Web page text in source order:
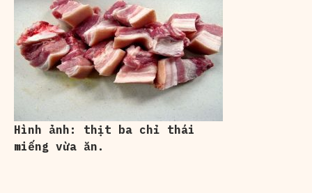
Hình ảnh: thịt ba chỉ thái
miếng vừa ăn.